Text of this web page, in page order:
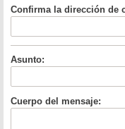
Confirma la dirección de
Asunto:
Cuerpo del mensaje: